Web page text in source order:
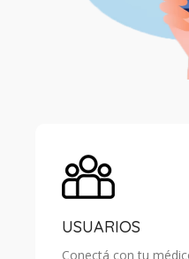
USUARIOS
Conectá con tu